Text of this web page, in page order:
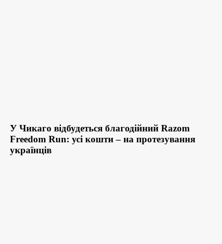
У Чикаго відбудеться благодійний Razom
Freedom Run: усі кошти – на протезування
українців